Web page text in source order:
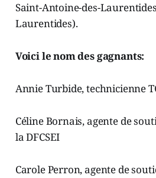
Saint-Antoine-des-
Laurentides).
Voici le nom des gagnants:
Annie Turbide, technicienne
Céline Bornais, agente de
la DFCSEI
Carole Perron, agente de